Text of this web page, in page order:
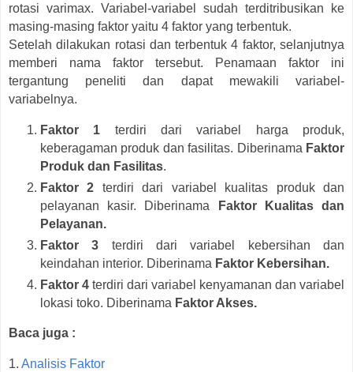
rotasi varimax. Variabel-variabel sudah terditribusikan ke
masing-masing faktor yaitu 4 faktor yang terbentuk.
Setelah dilakukan rotasi dan terbentuk 4 faktor, selanjutnya
memberi nama faktor tersebut. Penamaan faktor ini
tergantung peneliti dan dapat mewakili variabel-
variabelnya.
Faktor 1 terdiri dari variabel harga produk,
keberagaman produk dan fasilitas. Diberinama Faktor
Produk dan Fasilitas.
Faktor 2 terdiri dari variabel kualitas produk dan
pelayanan kasir. Diberinama
Faktor Kualitas dan
Pelayanan.
Faktor 3 terdiri dari variabel kebersihan dan
keindahan interior. Diberinama Faktor Kebersihan.
Faktor 4 terdiri dari variabel kenyamanan dan variabel
lokasi toko. Diberinama Faktor Akses.
Baca juga :
1. Analisis Faktor